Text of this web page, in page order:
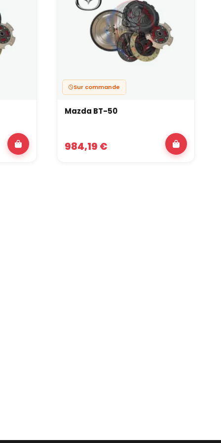
sur une auto qui roule fort ou qui a pris
logique de montage plus endurant.
reste la même : un ensemble plus constant et
Utilisez par exemple le
la fiabilité en usage quotidien que la tenue en
un montage plus stable et plus durable. Le
Sur commande
Mazda BT-50
984,19 €